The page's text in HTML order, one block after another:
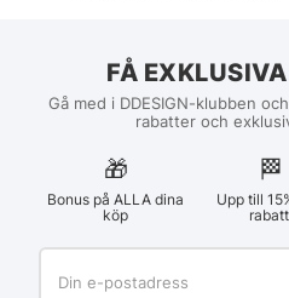
FÅ
Gå med i DDESIGN-klubben
rabatter och
🎁
Bonus på ALLA dina
köp
🏁︎
Upp till